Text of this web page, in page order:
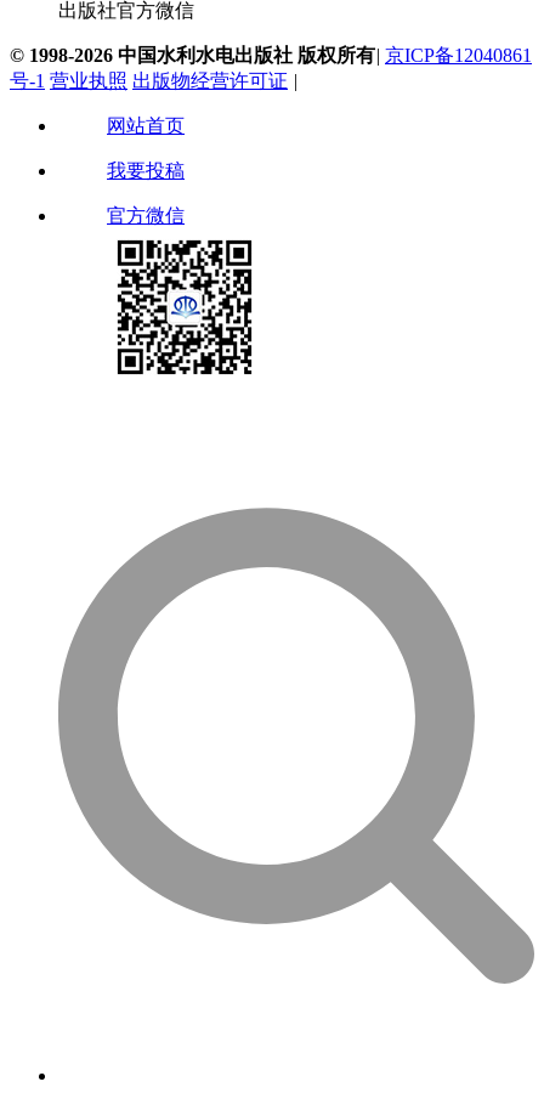
出版社官方微信
© 1998-2026 中国水利水电出版社 版权所有| 京ICP备12040861
号-1 营业执照 出版物经营许可证 |
网站首页
我要投稿
官方微信